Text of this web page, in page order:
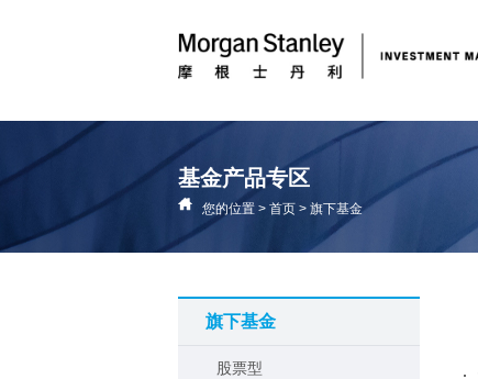
基金产品专区
您的位置 > 首页 > 旗下基金
旗下基金
股票型